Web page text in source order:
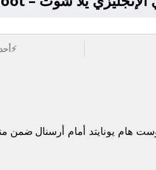
⚡
هام يونايتد أمام أرسنال ضمن